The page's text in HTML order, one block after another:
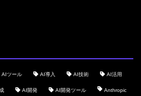
AIツール AI導入 AI技術 AI活用
AI開発 AI開発ツール Anthropic